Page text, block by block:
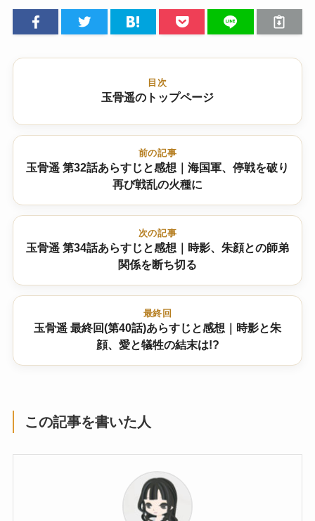
目次
玉骨遥のトップページ
前の記事
玉骨遥 第32話あらすじと感想｜海国軍、停戦を破り
再び戦乱の火種に
次の記事
玉骨遥 第34話あらすじと感想｜時影、朱顔との師弟
関係を断ち切る
最終回
玉骨遥 最終回(第40話)あらすじと感想｜時影と朱
顔、愛と犠牲の結末は!?
この記事を書いた人